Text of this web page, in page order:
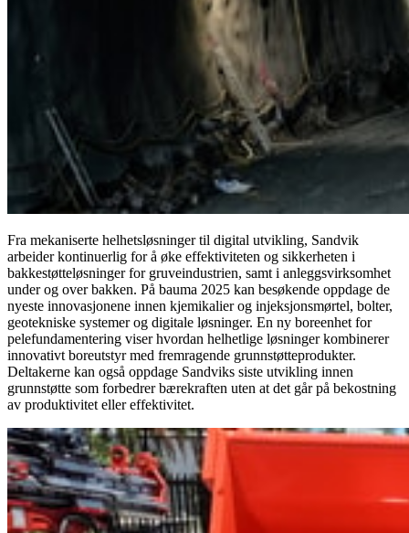
Fra mekaniserte helhetsløsninger til digital utvikling, Sandvik
arbeider kontinuerlig for å øke effektiviteten og sikkerheten i
bakkestøtteløsninger for gruveindustrien, samt i anleggsvirksomhet
under og over bakken. På bauma 2025 kan besøkende oppdage de
nyeste innovasjonene innen kjemikalier og injeksjonsmørtel, bolter,
geotekniske systemer og digitale løsninger. En ny boreenhet for
pelefundamentering viser hvordan helhetlige løsninger kombinerer
innovativt boreutstyr med fremragende grunnstøtteprodukter.
Deltakerne kan også oppdage Sandviks siste utvikling innen
grunnstøtte som forbedrer bærekraften uten at det går på bekostning
av produktivitet eller effektivitet.